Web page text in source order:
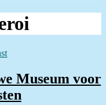
Museum voor